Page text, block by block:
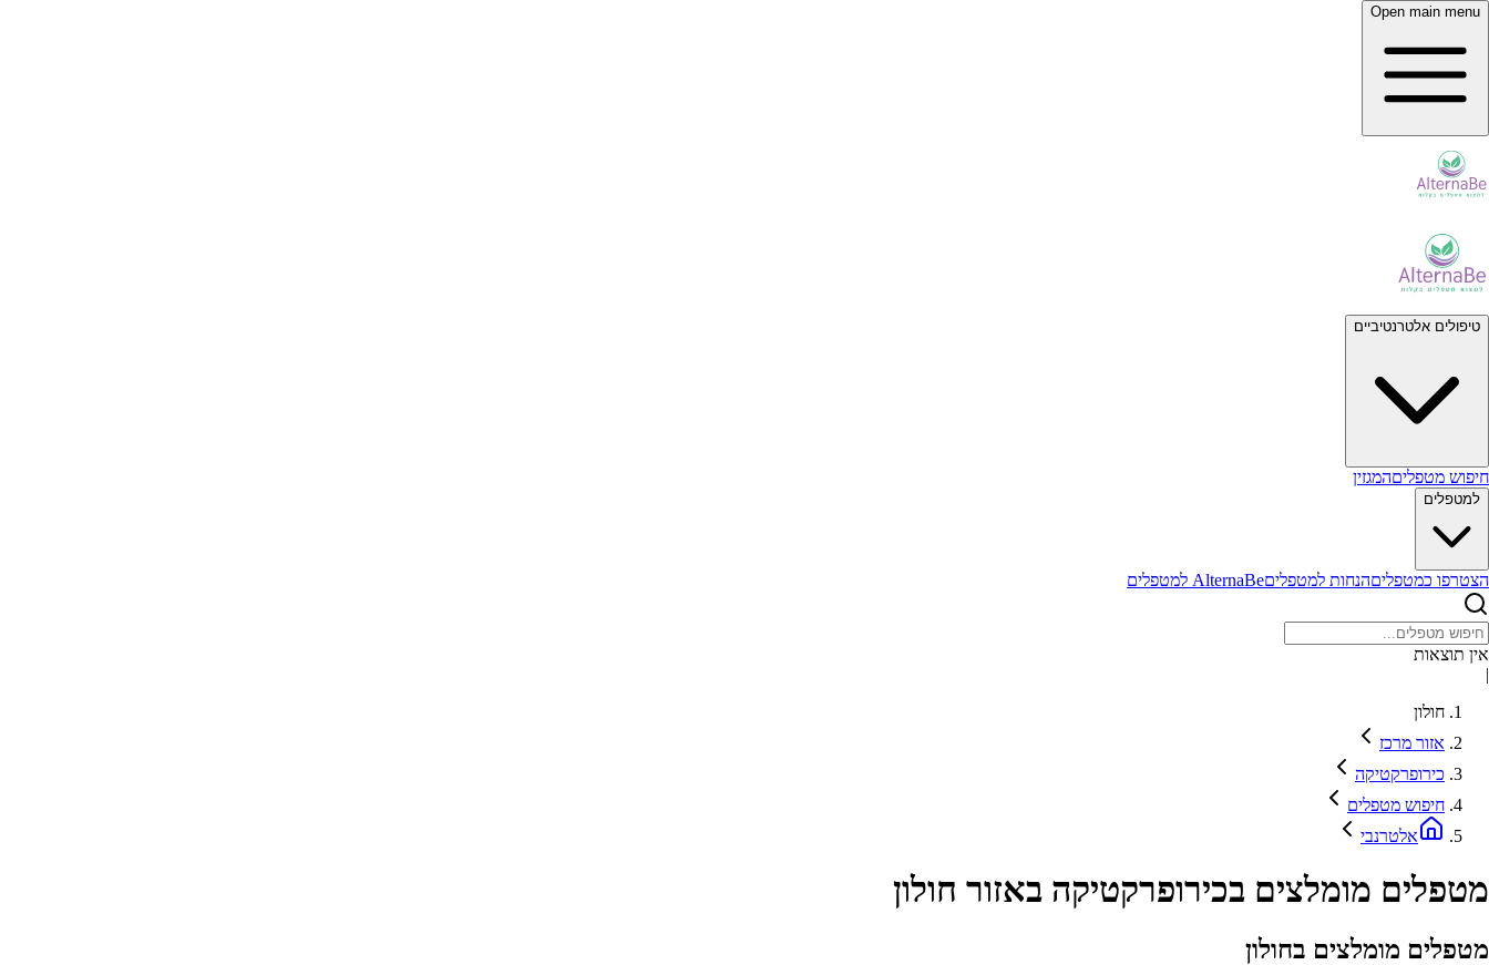
Open main menu
טיפולים אלטרנטיביים
חיפוש מטפליםהמגזין
למטפלים
הצטרפו כמטפליםהנחות למטפליםAlternaBe למטפלים
אין תוצאות
|
חולון
אזור מרכז
כירופרקטיקה
חיפוש מטפלים
אלטרנבי
מטפלים מומלצים בכירופרקטיקה באזור חולון
מטפלים מומלצים בחולון